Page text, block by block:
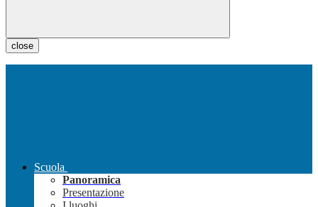
close
Scuola
Panoramica
Presentazione